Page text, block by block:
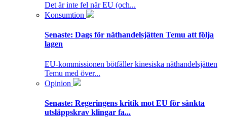
Det är inte fel när EU (och...
Konsumtion
Senaste: Dags för näthandelsjätten Temu att följa
lagen
EU-kommissionen bötfäller kinesiska näthandelsjätten
Temu med över...
Opinion
Senaste: Regeringens kritik mot EU för sänkta
utsläppskrav klingar fa...